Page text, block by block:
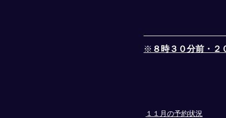
※ ８時３０分前・２
１１月の予約状況